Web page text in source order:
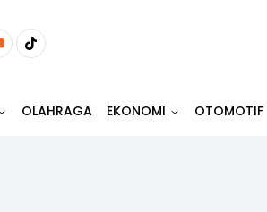
OLAHRAGA EKONOMI OTOMOTIF